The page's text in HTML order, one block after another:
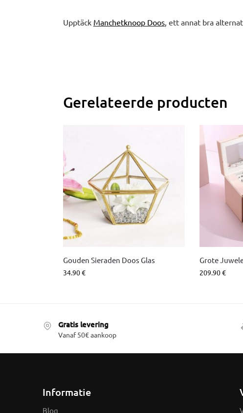
Upptäck Manchetknoop Doos, ett annat bra
Gerelateerde producten
Gouden Sieraden Doos Glas
34.90€
Grote
209.90€
Gratis levering
Vanaf 50€ aankoop
Informatie
Blog